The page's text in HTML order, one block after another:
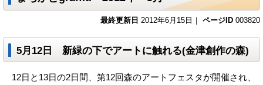
最終更新日 2012年6月15日｜ ページID 003820
5月12日 新緑の下でアートに触れる(金津創作の森)
12日と13日の2日間、第12回森のアートフェスタが開催され、